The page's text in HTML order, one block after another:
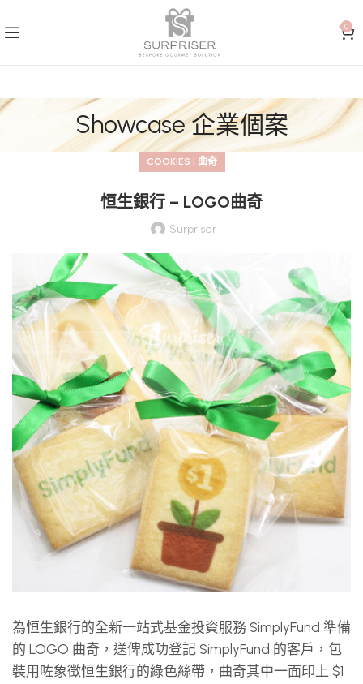
0
Showcase 企業個案
COOKIES | 曲奇
恒生銀行 – LOGO曲奇
Surpriser
為恒生銀行的全新一站式基金投資服務 SimplyFund 準備
的 LOGO 曲奇，送俾成功登記 SimplyFund 的客戶，包
裝用咗象徵恒生銀行的綠色絲帶，曲奇其中一面印上 $1